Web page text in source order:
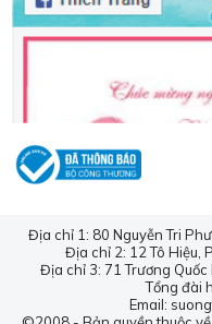
Địa chỉ 1: 80 Nguyễn Tri
Địa chỉ 2: 12 Tô Hiệu,
Địa chỉ 3: 71 Trương
Tổng đài
Email: